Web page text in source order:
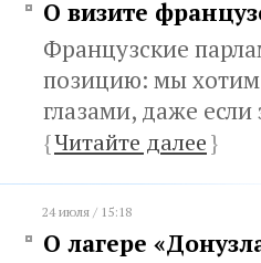
О визите
Французские
позицию: мы
глазами, даже
{Читайте далее}
24 июля / 15:18
О лагере